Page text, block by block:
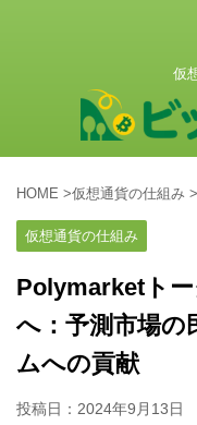
仮
HOME >仮想通貨の仕組み >
仮想通貨の仕組み
Polymarketト
へ：予測市場の
ムへの貢献
投稿日： 2024年9月13日